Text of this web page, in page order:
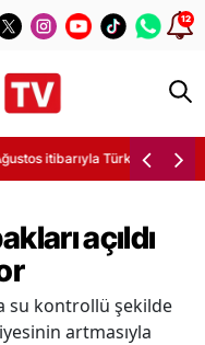
12
itibarıyla Türkiye'de son
açıldı
su kontrollü şekilde
artmasıyla